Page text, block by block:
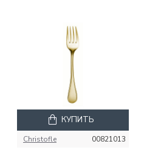
Christofle 00821013
КУПИТЬ